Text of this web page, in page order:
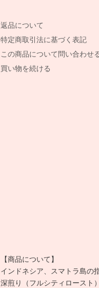
返品について
特定商取引法に基づく表記
この商品について問い合わせ
買い物を続ける
【商品について】
インドネシア、スマトラ島の
深煎り（フルシティロースト